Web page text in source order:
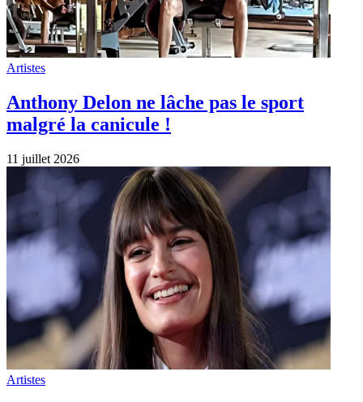
Artistes
Anthony Delon ne lâche pas le sport
malgré la canicule !
11 juillet 2026
Artistes